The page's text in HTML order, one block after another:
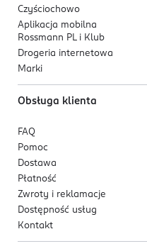
blask.
Naturalny skwalan
elastyczność.
Czyściochowo
Aplikacja mobilna
Rossmann PL i Klub
Drogeria internetowa
Marki
Obsługa klienta
FAQ
Pomoc
Dostawa
Płatność
Zwroty i reklamacje
Dostępność usług
Kontakt